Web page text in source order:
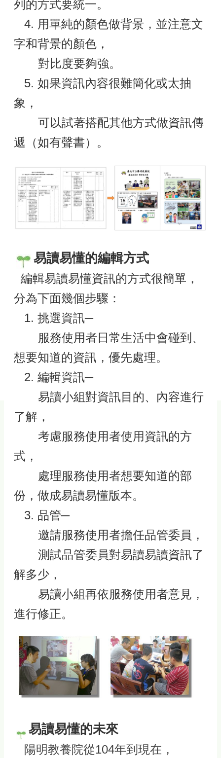
列的方式要統一。
4. 用單純的顏色做背景，並注意文
字和背景的顏色，
對比度要夠強。
5. 如果資訊內容很難簡化或太抽
象，
可以試著搭配其他方式做資訊傳
遞（如有聲書）。
易讀易懂的編輯方式
編輯易讀易懂資訊的方式很簡單，
分為下面幾個步驟：
1. 挑選資訊─
服務使用者日常生活中會碰到、
想要知道的資訊，優先處理。
2. 編輯資訊─
易讀小組對資訊目的、內容進行
了解，
考慮服務使用者使用資訊的方
式，
處理服務使用者想要知道的部
份，做成易讀易懂版本。
3. 品管─
邀請服務使用者擔任品管委員，
測試品管委員對易讀易讀資訊了
解多少，
易讀小組再依服務使用者意見，
進行修正。
易讀易懂的未來
陽明教養院從104年到現在，